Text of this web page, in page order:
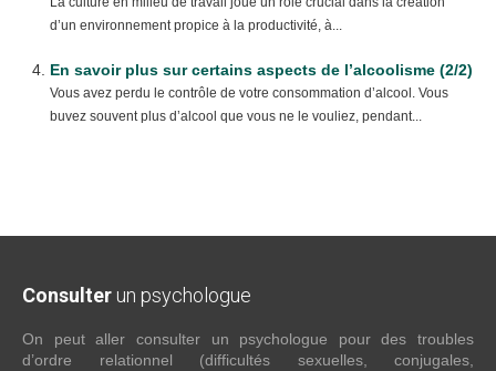
d’un environnement propice à la productivité, à...
En savoir plus sur certains aspects de l’alcoolisme (2/2)
Vous avez perdu le contrôle de votre consommation d’alcool. Vous
buvez souvent plus d’alcool que vous ne le vouliez, pendant...
Consulter un psychologue
On peut aller consulter un psychologue pour des troubles
d’ordre relationnel (difficultés sexuelles, conjugales,